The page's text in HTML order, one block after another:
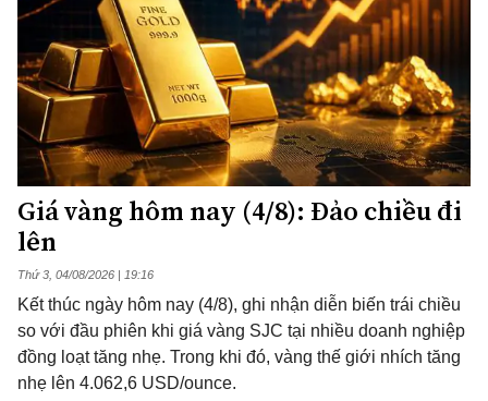
Giá vàng hôm nay (4/8): Đảo chiều đi
lên
Thứ 3, 04/08/2026 | 19:16
Kết thúc ngày hôm nay (4/8), ghi nhận diễn biến trái chiều
so với đầu phiên khi giá vàng SJC tại nhiều doanh nghiệp
đồng loạt tăng nhẹ. Trong khi đó, vàng thế giới nhích tăng
nhẹ lên 4.062,6 USD/ounce.